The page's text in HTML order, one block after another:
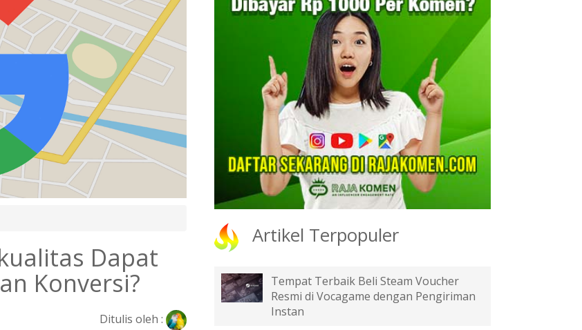
Dapat
Konversi?
Ditulis oleh :
Artikel Terpopuler
Tempat Terbaik Beli Steam Voucher
Resmi di Vocagame dengan Pengiriman
Instan